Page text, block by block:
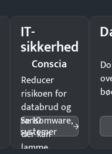
IT-
sikkerhed
Conscia
Reducer
risikoen for
databrud og
ransomware,
der kan
lamme
Se 10
systemer